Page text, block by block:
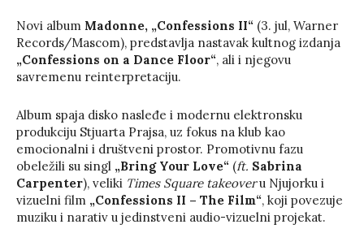
Novi album Madonne, „Confessions II“ (3. jul, Warner
Records/Mascom), predstavlja nastavak kultnog izdanja
„Confessions on a Dance Floor“, ali i njegovu
savremenu reinterpretaciju.
Album spaja disko nasleđe i modernu elektronsku
produkciju Stjuarta Prajsa, uz fokus na klub kao
emocionalni i društveni prostor. Promotivnu fazu
obeležili su singl „Bring Your Love“ (ft. Sabrina
Carpenter), veliki Times Square takeoveru Njujorku i
vizuelni film „Confessions II – The Film“, koji povezuje
muziku i narativ u jedinstveni audio-vizuelni projekat.